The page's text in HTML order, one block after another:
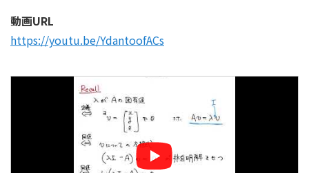
動画URL
https://youtu.be/YdantoofACs